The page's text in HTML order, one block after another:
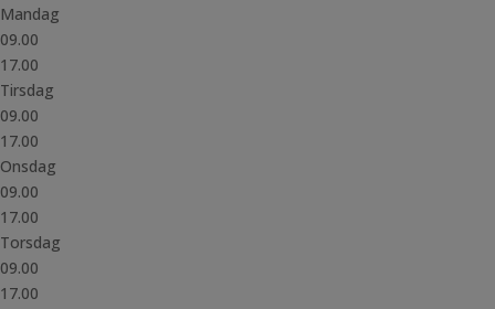
Mandag
09.00
17.00
Tirsdag
09.00
17.00
Onsdag
09.00
17.00
Torsdag
09.00
17.00